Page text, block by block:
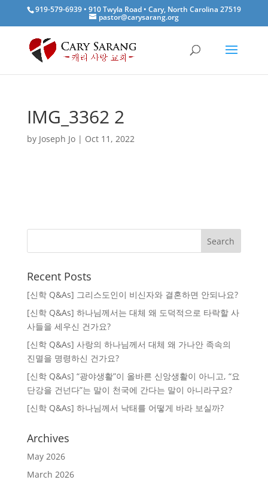
919-579-6939 • 910 Twyla Road • Cary, North Carolina 27519
pastor@carysarang.org
IMG_3362 2
by Joseph Jo| Oct 11, 2022
Recent Posts
[신학 Q&As] 그리스도인이 비신자와 결혼하면 안되나요?
[신학 Q&As] 하나님께서는 대체 왜 도덕적으로 타락할 사
사들을 세우신 건가요?
[신학 Q&As] 사랑의 하나님께서 대체 왜 가나안 족속의
진멸을 명령하신 건가요?
[신학 Q&As] “광야생활”이 올바른 신앙생활이 아니고, “요
단강을 건넌다”는 말이 천국에 간다는 말이 아니라구요?
[신학 Q&As] 하나님께서 낙태를 어떻게 바라 보실까?
Archives
May 2026
March 2026